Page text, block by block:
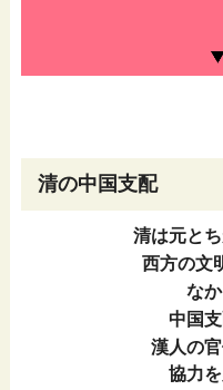
清の中国支配
清は元と
西方の文
な
中国
漢人の
協力を